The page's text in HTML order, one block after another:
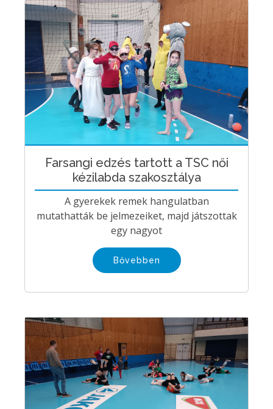
Farsangi edzés tartott a TSC női
kézilabda szakosztálya
A gyerekek remek hangulatban
mutathatták be jelmezeiket, majd játszottak
egy nagyot
Bővebben